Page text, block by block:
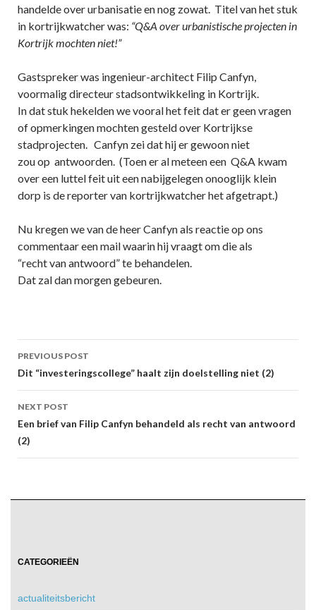
handelde over urbanisatie en nog zowat. Titel van het stuk
in kortrijkwatcher was: “Q&A over urbanistische projecten in
Kortrijk mochten niet!”
Gastspreker was ingenieur-architect Filip Canfyn,
voormalig directeur stadsontwikkeling in Kortrijk.
In dat stuk hekelden we vooral het feit dat er geen vragen
of opmerkingen mochten gesteld over Kortrijkse
stadprojecten. Canfyn zei dat hij er gewoon niet
zou op antwoorden. (Toen er al meteen een Q&A kwam
over een luttel feit uit een nabijgelegen onooglijk klein
dorp is de reporter van kortrijkwatcher het afgetrapt.)
Nu kregen we van de heer Canfyn als reactie op ons
commentaar een mail waarin hij vraagt om die als
“recht van antwoord” te behandelen.
Dat zal dan morgen gebeuren.
Post
navigation
PREVIOUS POST
Dit “investeringscollege” haalt zijn doelstelling niet (2)
NEXT POST
Een brief van Filip Canfyn behandeld als recht van antwoord
(2)
CATEGORIEËN
actualiteitsbericht